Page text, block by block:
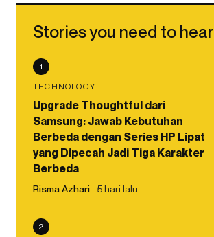
Stories you need to hear
1
TECHNOLOGY
Upgrade Thoughtful dari
Samsung: Jawab Kebutuhan
Berbeda dengan Series HP Lipat
yang Dipecah Jadi Tiga Karakter
Berbeda
Risma Azhari 5 hari lalu
2